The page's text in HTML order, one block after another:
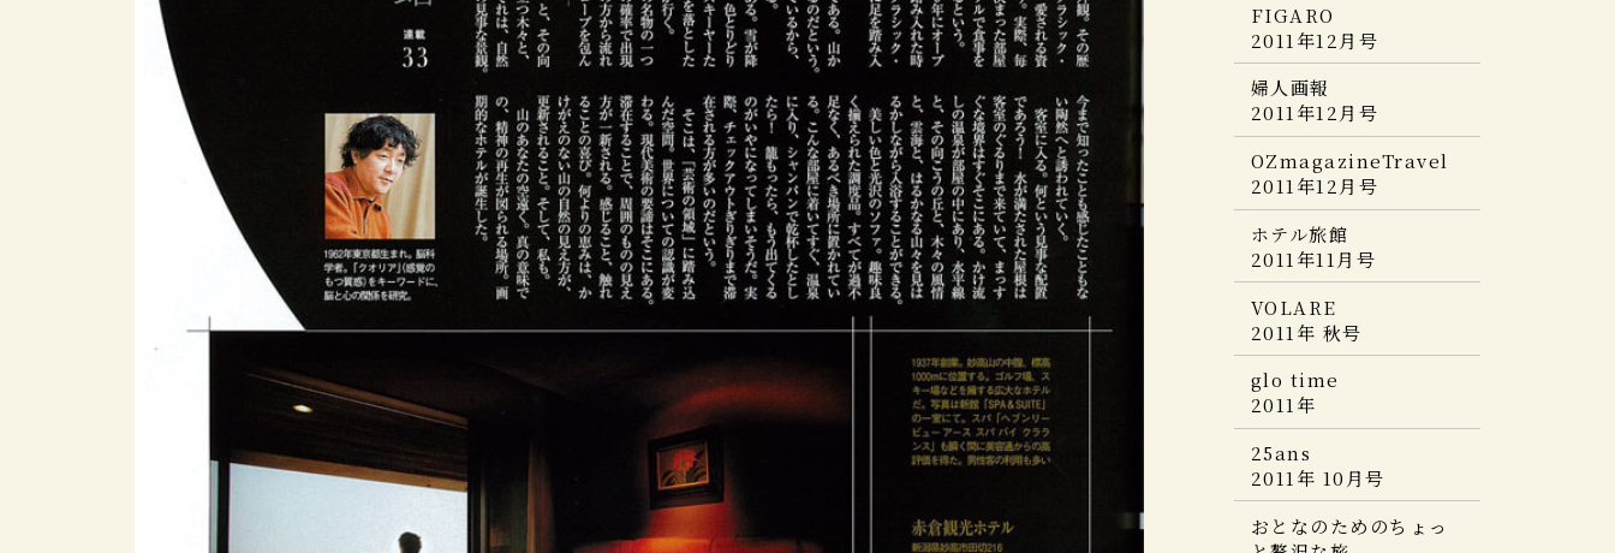
い！
奇跡の絶景宿
商店建築
2023年4月号
テル・旅館100選&日本
の小宿 2021年度版
Discover Japan
TRAVEL ニッポンの一
流ホテル＆名旅館
冬の気ままなひとり
旅。
2020
Discover Japan
2020年2月号
日本の絶景 最新版
ELLE JAPON
2020年３月号
版
和樂
2019年8・9月号
Discover Japan
TRAVEL
2019年7月号
JCB THE PREMIUM
2019年5月号
FIGARO japon
2019年７月号
ホテル旅館
2019年6月号
５つ星の宿
日本の新絶景
2017特別版
ＦＩＧＡＲＯ・ｊｐウ
ェブサイト版
2017年8月
Miyagi Brand
Collection2017
婦人画報
2017年8月号
25ans
2017年8月号
5つ星の宿
Hanako Trip
Discover Japan
TRAVEL
Ｅ
美ストMay
個人予約の旅と宿 山陰
ホテル旅館
3月
商店建築
ホテル旅館
情報誌「VISA」に「ホ
テル川久」が掲載され
ました。
2016 特別版
美ST
2015年 11 月号
プロが選んだ日本のホ
テル・旅館100選
&日本の小宿 2016年度
版
BRUTUS
2015年 8/15 号
JALグループ機内誌
SKYWARD
2015年8月
味之宿 究極旅館美学
庭
2015年 08 月号
プロが選んだ日本のホ
JCAP7 サイトオープン
月刊ホテル旅館
2014年9月号
FRaU 2014年9月号
月刊ホテル旅館
2014年8月号
Discover Japan
TRAVEL
CREA Traveller (ク
レア・トラベラー)
2014年 07月号
LLIO リリオ vol.35
2014夏号
旅に出るなら
EVEN
2013年 10月号
週刊ゴルフダイジェス
ト
2013 Ｎｏ.35 9月17号
プロが選んだ日本のホ
テル・旅館100選&日本
の小宿 2014年度版
AGORA
8・9合併号 2013
25ans
2013年 09月号
和樂
2013年 09月号
Richesse 2013
SUMME no.4
ミシュランガイド京
都・大阪・神戸・奈良
2013
JALグループ機内誌
2012年10月
じゃらん おとなのため
のちょっと贅沢な旅
2012年9月
JALグループ機内誌
Skyward
2012年9月
プロが選んだ日本のホ
テル・旅館100選&日本
の小宿 2013年度版
LEON
2012年9月
FIGARO
2011年12月号
婦人画報
2011年12月号
OZmagazineTravel
2011年12月号
ホテル旅館
2011年11月号
VOLARE
2011年 秋号
glo time
2011年
25ans
2011年 10月号
おとなのためのちょっ